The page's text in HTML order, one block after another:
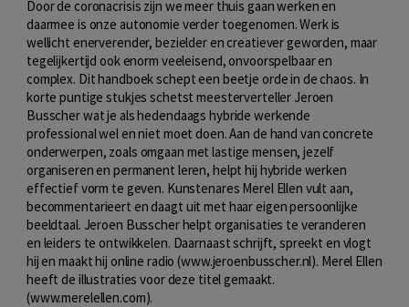
Door de coronacrisis zijn we meer thuis gaan werken en
daarmee is onze autonomie verder toegenomen. Werk is
wellicht enerverender, bezielder en creatiever geworden, maar
tegelijkertijd ook enorm veeleisend, onvoorspelbaar en
complex. Dit handboek schept een beetje orde in de chaos. In
korte puntige stukjes schetst meesterverteller Jeroen
Busscher wat je als hedendaags hybride werkende
professional wel en niet moet doen. Aan de hand van concrete
onderwerpen, zoals omgaan met lastige mensen, jezelf
organiseren en permanent leren, helpt hij hybride werken
effectief vorm te geven. Kunstenares Merel Ellen vult aan,
becommentarieert en daagt uit met haar eigen persoonlijke
beeldtaal. Jeroen Busscher helpt organisaties te veranderen
en leiders te ontwikkelen. Daarnaast schrijft, spreekt en vlogt
hij en maakt hij online radio (www.jeroenbusscher.nl). Merel Ellen
heeft de illustraties voor deze titel gemaakt.
(www.merelellen.com).